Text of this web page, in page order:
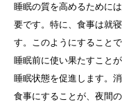
睡眠の質を高めるために
要です。特に、食事は就
す。このようにすること
睡眠前に使い果たすこと
睡眠状態を促進します。
食事にすることが、夜間